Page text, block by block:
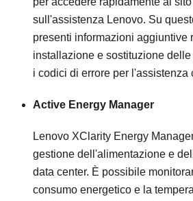
sull'assistenza Lenovo. Su
presenti informazioni aggiuntive
installazione e sostituzione
i codici di errore per l'assistenza
Active Energy Manager
Lenovo XClarity Energy
gestione dell'alimentazione e
data center. È possibile
consumo energetico e la